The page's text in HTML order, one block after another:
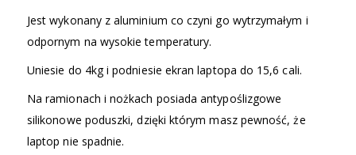
Jest wykonany z aluminium co czyni go wytrzymałym i
odpornym na wysokie temperatury.
Uniesie do 4kg i podniesie ekran laptopa do 15,6 cali.
Na ramionach i nożkach posiada antypoślizgowe
silikonowe poduszki, dzięki którym masz pewność, że
laptop nie spadnie.